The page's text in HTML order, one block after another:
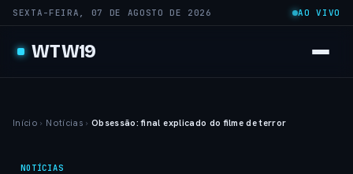
SEXTA-FEIRA, 07 DE AGOSTO DE 2026 AO VIVO
WTW19
Início › Notícias › Obsessão: final explicado do filme de terror
NOTÍCIAS